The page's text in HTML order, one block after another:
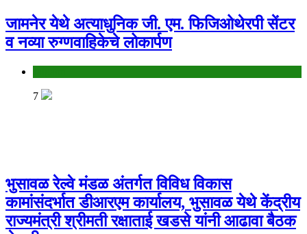
जामनेर येथे अत्याधुनिक जी. एम. फिजिओथेरपी सेंटर
व नव्या रुग्णवाहिकेचे लोकार्पण
7
भुसावळ रेल्वे मंडळ अंतर्गत विविध विकास
कामांसंदर्भात डीआरएम कार्यालय, भुसावळ येथे केंद्रीय
राज्यमंत्री श्रीमती रक्षाताई खडसे यांनी आढावा बैठक